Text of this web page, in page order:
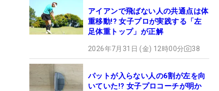
アイアンで飛ばない人の共通点は体
重移動!? 女子プロが実践する「左
足体重トップ」が正解
2026年7月31日 (金) 12時00分 38
パットが入らない人の6割が左を向
いていた!? 女子プロコーチが明か